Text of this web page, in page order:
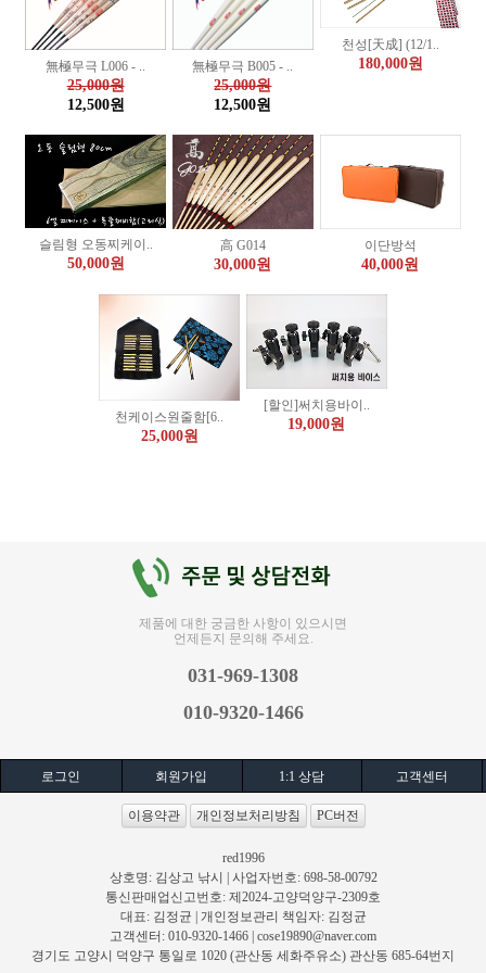
無極무극 L006 - ..
25,000원
12,500원
無極무극 B005 - ..
25,000원
12,500원
천성[天成] (12/1..
180,000원
슬림형 오동찌케이..
50,000원
高 G014
30,000원
이단방석
40,000원
천케이스원줄함[6..
25,000원
[할인]써치용바이..
19,000원
제품에 대한 궁금한 사항이 있으시면
언제든지 문의해 주세요.
031-969-1308
010-9320-1466
로그인 회원가입 1:1 상담 고객센터
이용약관 개인정보처리방침 PC버전
red1996
상호명: 김상고 낚시 | 사업자번호: 698-58-00792
통신판매업신고번호: 제2024-고양덕양구-2309호
대표: 김정균 | 개인정보관리 책임자: 김정균
고객센터: 010-9320-1466 | cose19890@naver.com
경기도 고양시 덕양구 통일로 1020 (관산동 세화주유소) 관산동 685-64번지